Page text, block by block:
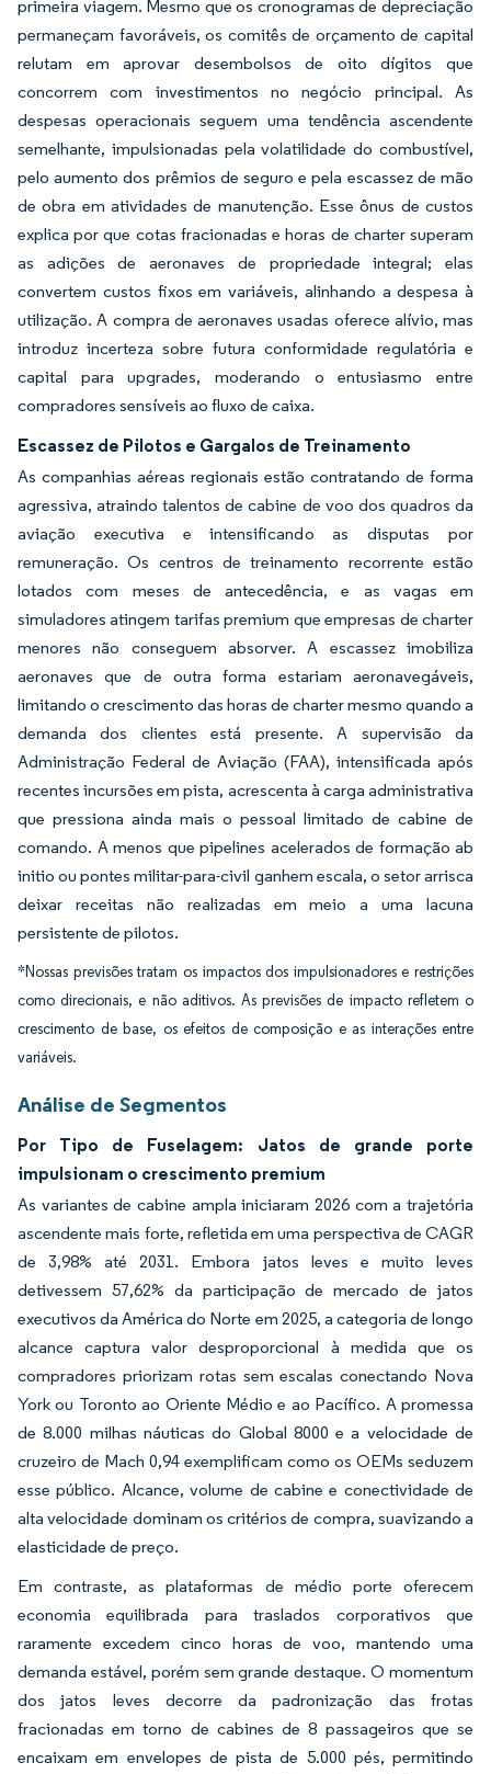
primeira viagem. Mesmo que os cronogramas de depreciação
permaneçam favoráveis, os comitês de orçamento de capital
relutam em aprovar desembolsos de oito dígitos que
concorrem com investimentos no negócio principal. As
despesas operacionais seguem uma tendência ascendente
semelhante, impulsionadas pela volatilidade do combustível,
pelo aumento dos prêmios de seguro e pela escassez de mão
de obra em atividades de manutenção. Esse ônus de custos
explica por que cotas fracionadas e horas de charter superam
as adições de aeronaves de propriedade integral; elas
convertem custos fixos em variáveis, alinhando a despesa à
utilização. A compra de aeronaves usadas oferece alívio, mas
introduz incerteza sobre futura conformidade regulatória e
capital para upgrades, moderando o entusiasmo entre
compradores sensíveis ao fluxo de caixa.
Escassez de Pilotos e Gargalos de Treinamento
As companhias aéreas regionais estão contratando de forma
agressiva, atraindo talentos de cabine de voo dos quadros da
aviação executiva e intensificando as disputas por
remuneração. Os centros de treinamento recorrente estão
lotados com meses de antecedência, e as vagas em
simuladores atingem tarifas premium que empresas de charter
menores não conseguem absorver. A escassez imobiliza
aeronaves que de outra forma estariam aeronavegáveis,
limitando o crescimento das horas de charter mesmo quando a
demanda dos clientes está presente. A supervisão da
Administração Federal de Aviação (FAA), intensificada após
recentes incursões em pista, acrescenta à carga administrativa
que pressiona ainda mais o pessoal limitado de cabine de
comando. A menos que pipelines acelerados de formação ab
initio ou pontes militar-para-civil ganhem escala, o setor arrisca
deixar receitas não realizadas em meio a uma lacuna
persistente de pilotos.
*Nossas previsões tratam os impactos dos impulsionadores e restrições
como direcionais, e não aditivos. As previsões de impacto refletem o
crescimento de base, os efeitos de composição e as interações entre
variáveis.
Análise de Segmentos
Por Tipo de Fuselagem: Jatos de grande porte
impulsionam o crescimento premium
As variantes de cabine ampla iniciaram 2026 com a trajetória
ascendente mais forte, refletida em uma perspectiva de CAGR
de 3,98% até 2031. Embora jatos leves e muito leves
detivessem 57,62% da participação de mercado de jatos
executivos da América do Norte em 2025, a categoria de longo
alcance captura valor desproporcional à medida que os
compradores priorizam rotas sem escalas conectando Nova
York ou Toronto ao Oriente Médio e ao Pacífico. A promessa
de 8.000 milhas náuticas do Global 8000 e a velocidade de
cruzeiro de Mach 0,94 exemplificam como os OEMs seduzem
esse público. Alcance, volume de cabine e conectividade de
alta velocidade dominam os critérios de compra, suavizando a
elasticidade de preço.
Em contraste, as plataformas de médio porte oferecem
economia equilibrada para traslados corporativos que
raramente excedem cinco horas de voo, mantendo uma
demanda estável, porém sem grande destaque. O momentum
dos jatos leves decorre da padronização das frotas
fracionadas em torno de cabines de 8 passageiros que se
encaixam em envelopes de pista de 5.000 pés, permitindo